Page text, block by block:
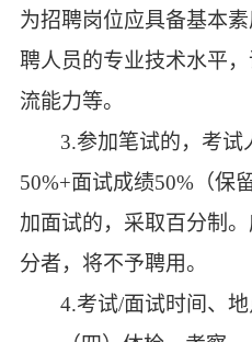
为招聘岗位应具备基本
聘人员的专业技术水平
流能力等。
3.参加笔试的，考
50%+面试成绩50%（保
加面试的，采取百分制
分者，将不予聘用。
4.考试/面试时间、地